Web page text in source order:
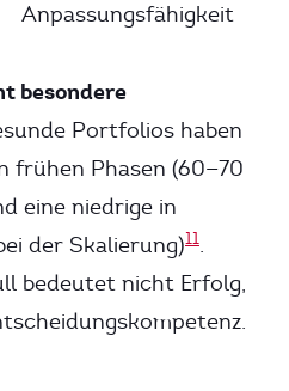
Anpassungsfähigkeit
besondere
Portfolios haben
frühen Phasen (60—70
eine niedrige in
der Skalierung)11.
bedeutet nicht Erfolg,